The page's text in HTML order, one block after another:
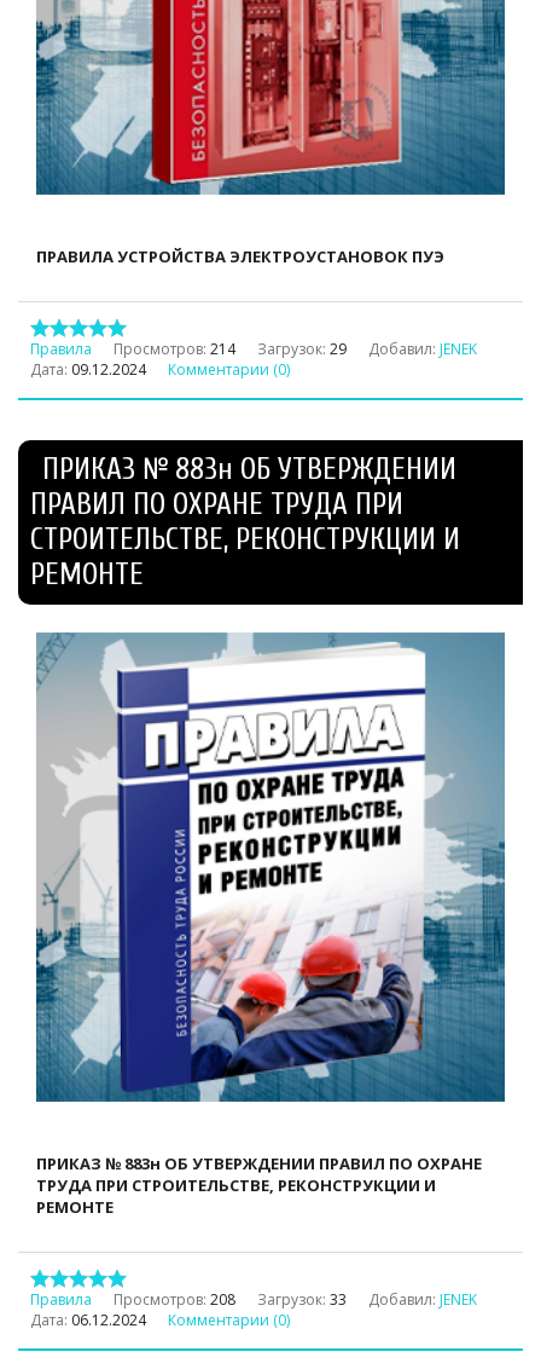
ПРАВИЛА УСТРОЙСТВА ЭЛЕКТРОУСТАНОВОК ПУЭ
Правила Просмотров: 214 Загрузок: 29 Добавил: JENEK
Дата: 09.12.2024 Комментарии (0)
ПРИКАЗ № 883н ОБ УТВЕРЖДЕНИИ
ПРАВИЛ ПО ОХРАНЕ ТРУДА ПРИ
СТРОИТЕЛЬСТВЕ, РЕКОНСТРУКЦИИ И
РЕМОНТЕ
ПРИКАЗ № 883н ОБ УТВЕРЖДЕНИИ ПРАВИЛ ПО ОХРАНЕ
ТРУДА ПРИ СТРОИТЕЛЬСТВЕ, РЕКОНСТРУКЦИИ И
РЕМОНТЕ
Правила Просмотров: 208 Загрузок: 33 Добавил: JENEK
Дата: 06.12.2024 Комментарии (0)